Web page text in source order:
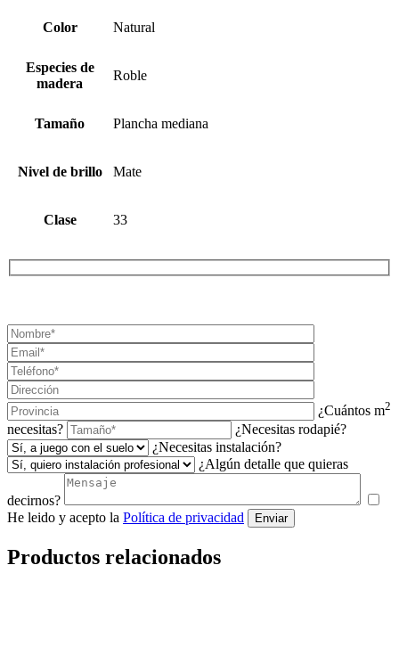
Color Natural
Especies de
madera
Roble
Tamaño Plancha mediana
Nivel de brillo Mate
Clase 33
¿Cuántos m2
necesitas?
¿Necesitas rodapié?
¿Necesitas instalación?
¿Algún detalle que quieras
decirnos?
He leido y acepto la Política de privacidad Enviar
Productos relacionados